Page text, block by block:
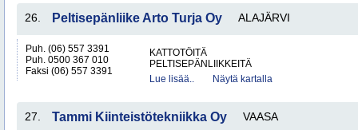
26. Peltisepänliike Arto Turja Oy ALAJÄRVI
Puh. (06) 557 3391
Puh. 0500 367 010
Faksi (06) 557 3391
KATTOTÖITÄ
PELTISEPÄNLIIKKEITÄ
Lue lisää..
Näytä kartalla
27. Tammi Kiinteistötekniikka Oy VAASA